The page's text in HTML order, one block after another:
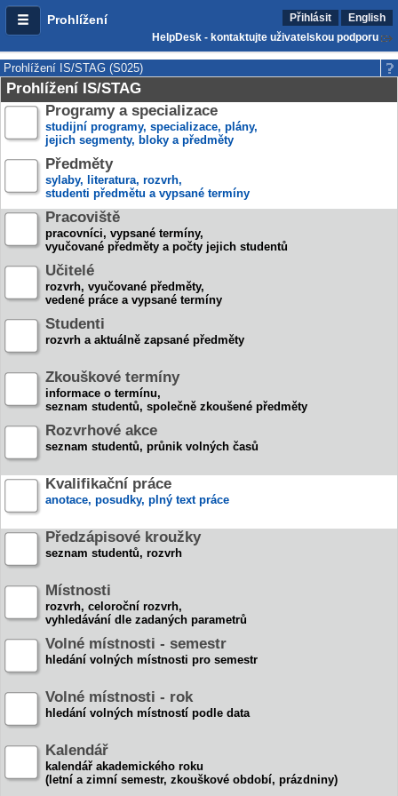
Prohlížení Přihlásit
English
HelpDesk - kontaktujte uživatelskou podporu
Prohlížení IS/STAG (S025)
Prohlížení IS/STAG
Programy a specializace
studijní programy, specializace, plány,
jejich segmenty, bloky a předměty
Předměty
sylaby, literatura, rozvrh,
studenti předmětu a vypsané termíny
Pracoviště
pracovníci, vypsané termíny,
vyučované předměty a počty jejich studentů
Učitelé
rozvrh, vyučované předměty,
vedené práce a vypsané termíny
Studenti
rozvrh a aktuálně zapsané předměty
Zkouškové termíny
informace o termínu,
seznam studentů, společně zkoušené předměty
Rozvrhové akce
seznam studentů, průnik volných časů
Kvalifikační práce
anotace, posudky, plný text práce
Předzápisové kroužky
seznam studentů, rozvrh
Místnosti
rozvrh, celoroční rozvrh,
vyhledávání dle zadaných parametrů
Volné místnosti - semestr
hledání volných místnosti pro semestr
Volné místnosti - rok
hledání volných místností podle data
Kalendář
kalendář akademického roku
(letní a zimní semestr, zkouškové období, prázdniny)